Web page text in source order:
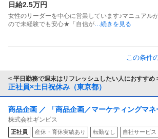
日給2.5万円
女性のリーダーを中心に営業しています♪マニュアル
ので未経験でも安心★「自信が…続きを見る
この条件
< 平日勤務で週末はリフレッシュしたい人におすすめ
正社員×土日祝休み（東京都）
商品企画 ／ 「商品企画／マーケティングマ
子どうぶつ」でお馴染みのお菓子メーカー ギ
ココーン」「アスパラガス」などのロングセ
株式会社ギンビス
正社員 産休・育休実績あり 転勤なし 自社サービス